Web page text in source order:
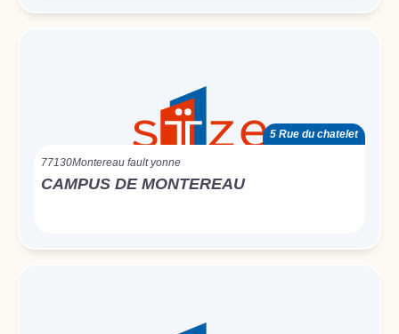
5 Rue du chatelet
77130Montereau fault yonne
CAMPUS DE MONTEREAU